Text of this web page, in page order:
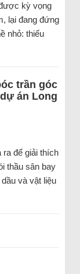
kỳ vọng
lại đang đứng
nhỏ: thiếu
trần góc
án Long
ra để giải thích
thầu sân bay
và vật liệu